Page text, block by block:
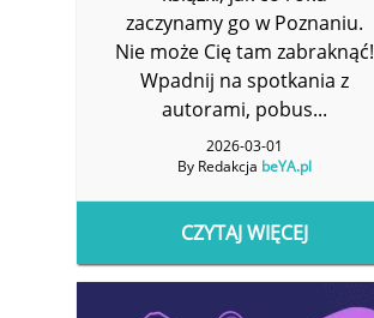
zaczynamy go w Poznaniu.
Nie może Cię tam zabraknąć!
Wpadnij na spotkania z
autorami, pobus...
2026-03-01
By Redakcja beYA.pl
CZYTAJ WIĘCEJ